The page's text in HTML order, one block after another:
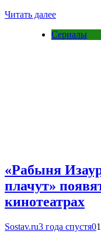
Читать далее
Сериалы
«Рабыня
плачут»
кинотеатрах
Sostav.ru3 года спустя0